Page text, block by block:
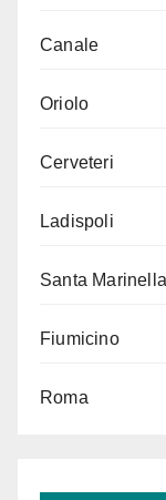
Canale
Oriolo
Cerveteri
Ladispoli
Santa Marinella
Fiumicino
Roma